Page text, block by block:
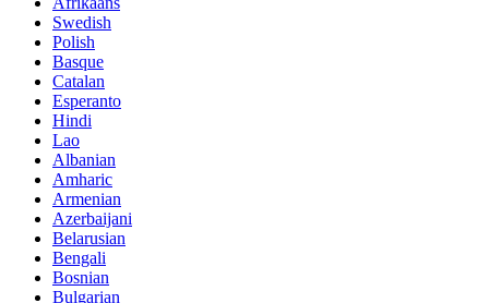
Swedish
Polish
Basque
Catalan
Esperanto
Hindi
Lao
Albanian
Amharic
Armenian
Azerbaijani
Belarusian
Bengali
Bosnian
Bulgarian